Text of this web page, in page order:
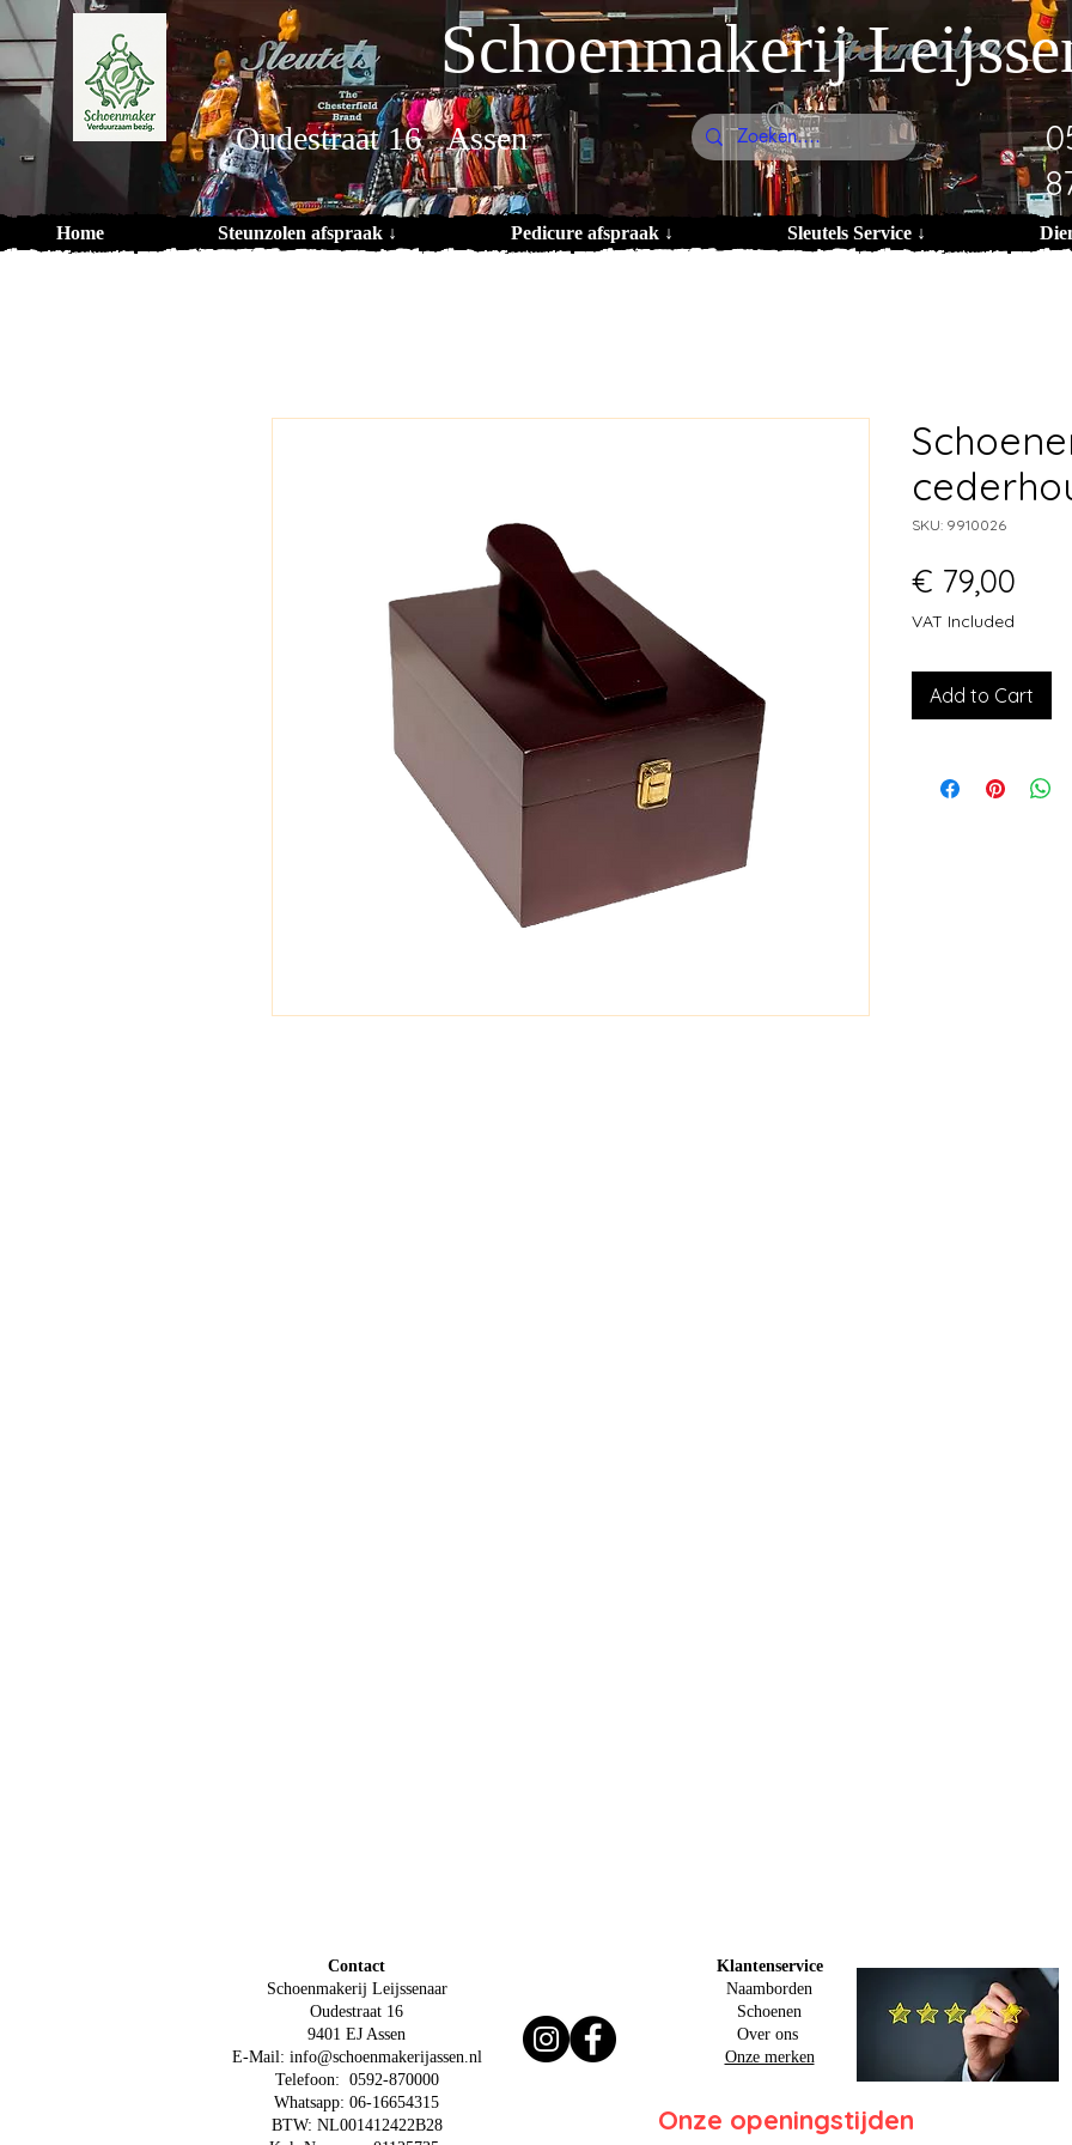
Schoenmakerij
Oudestraat 16 Assen
Home Steunzolen afspraak ↓ Pedicure afspraak ↓ Sleutels Service ↓
SKU: 9910026
€ 79,00
VAT Included
Add to Cart
Contact
Schoenmakerij Leijssenaar
Oudestraat 16
9401 EJ Assen
E-Mail: info@schoenmakerijassen.nl
Telefoon: 0592-870000
Whatsapp: 06-16654315
BTW: NL001412422B28
Klantenservice
Naamborden
Schoenen
Over ons
Onze merken
Onze openingstijden